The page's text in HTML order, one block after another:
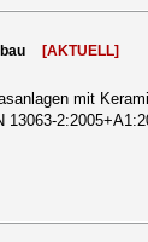
[AKTUELL]
mit
13063-